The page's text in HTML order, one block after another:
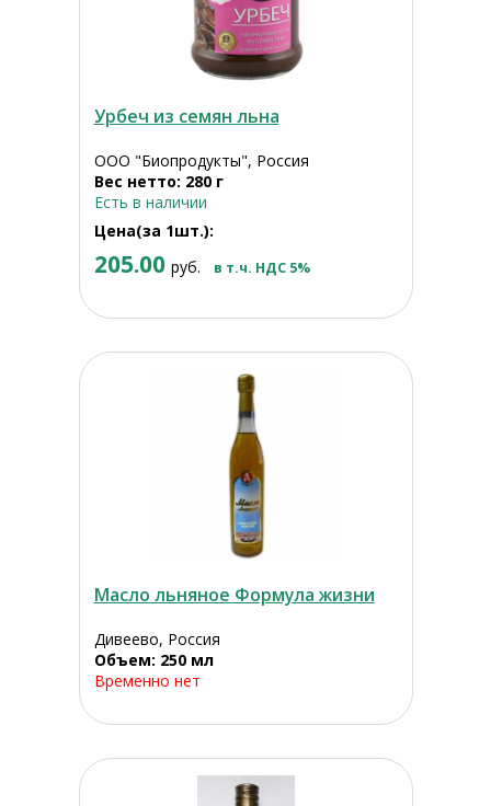
Урбеч из семян льна
ООО "Биопродукты", Россия
Вес нетто: 280 г
Есть в наличии
Цена(за 1шт.):
205.00 руб. в т.ч. НДС 5%
Масло льняное Формула жизни
Дивеево, Россия
Объем: 250 мл
Временно нет